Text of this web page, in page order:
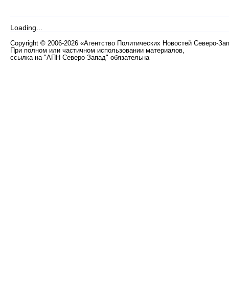
Loading...
Copyright © 2006-2026 «Агентство Политических Новостей Северо-
При полном или частичном использовании материалов,
ссылка на "АПН Северо-Запад" обязательна